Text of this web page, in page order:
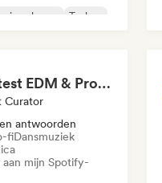
house
Techno
The hottest EDM & Progressive House tracks on the planet! 🌍
Curator
antwoorden
fiDansmuziek
mijn Spotify-